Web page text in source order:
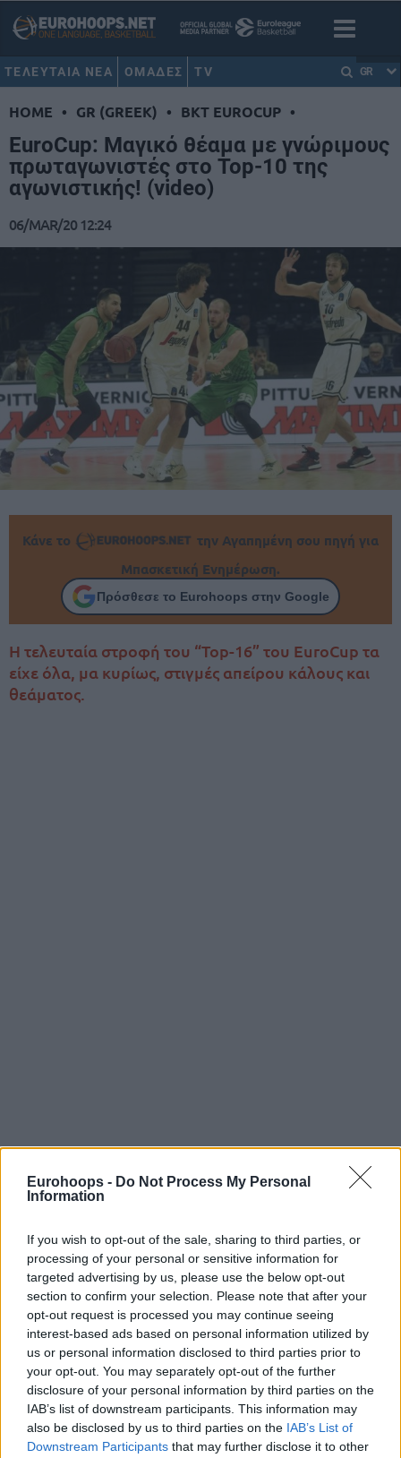
Eurohoops - Do Not Process My Personal
Information
If you wish to opt-out of the sale, sharing to third parties, or
processing of your personal or sensitive information for
targeted advertising by us, please use the below opt-out
section to confirm your selection. Please note that after your
opt-out request is processed you may continue seeing
interest-based ads based on personal information utilized by
us or personal information disclosed to third parties prior to
your opt-out. You may separately opt-out of the further
disclosure of your personal information by third parties on the
IAB’s list of downstream participants. This information may
also be disclosed by us to third parties on the IAB’s List of
Downstream Participants that may further disclose it to other
ΤΕΛΕΥΤΑΙΑ ΝΕΑ ΟΜΑΔΕΣ TV GR
HOME • GR (GREEK) • BKT EUROCUP •
EuroCup: Μαγικό θέαμα με γνώριμους
πρωταγωνιστές στο Top-10 της
αγωνιστικής! (video)
06/MAR/20 12:24
Κάνε το
την Αγαπημένη σου πηγή για
Μπασκετική Ενημέρωση.
Πρόσθεσε το Eurohoops στην Google
Η τελευταία στροφή του “Top-16” του EuroCup τα
είχε όλα, μα κυρίως, στιγμές απείρου κάλους και
θεάματος.
Tης Eurohoops team/info@eurohoops.net
Η τελευταία αγωνιστική της φάσης των “16” του φετινού
EuroCup, πέρα από αίσιο τέλος για τον Προμηθέα,
περιελάμβανε τρομερές συγκινήσεις και θεαματικές
φάσεις. Όπως θα δείτε παρακάτω, πολλές από τις